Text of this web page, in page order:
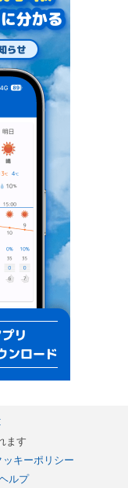
ます
ッキーポリシー
ルプ